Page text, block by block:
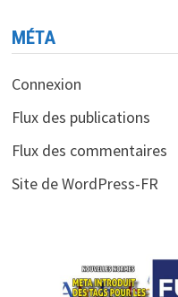
MÉTA
Connexion
Flux des publications
Flux des commentaires
Site de WordPress-FR